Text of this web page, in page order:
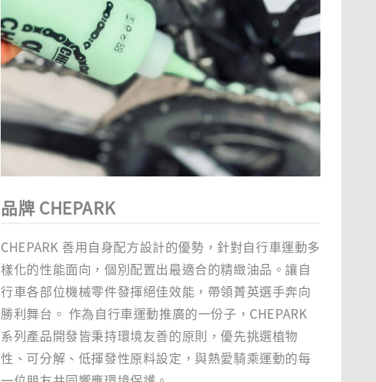
品牌 CHEPARK
CHEPARK 善用自身配方設計的優勢，針對自行車運動多
樣化的性能面向，個別配置出最適合的精緻油品。讓自
行車各部位機械零件發揮絕佳效能，帶領菁英選手奔向
勝利舞台。 作為自行車運動推廣的一份子，CHEPARK
系列產品開發皆秉持環境友善的原則，優先挑選植物
性、可分解、低揮發性原料設定，與熱愛騎乘運動的每